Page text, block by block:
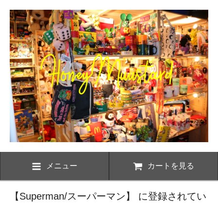
メニュー カートを見る
【Superman/スーパーマン】 に登録されてい